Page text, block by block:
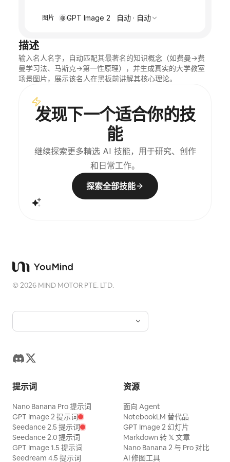
图片 GPT Image 2 自动 · 自动
描述
输入名人名字，自动匹配其最著名的知识概念（如费曼→费
曼学习法、马斯克→第一性原理），并生成真实的大学教室
场景图片，展示该名人在黑板前讲解其核心理论。
发现下一个适合你的技
能
继续探索更多精选 AI 技能，用于研究、创作
和日常工作。
探索全部技能
©2026 MIND MOTOR PTE. LTD.
提示词
Nano Banana Pro 提示词
GPT Image 2 提示词
Seedance 2.5 提示词
Seedance 2.0 提示词
GPT Image 1.5 提示词
Seedream 4.5 提示词
资源
面向 Agent
NotebookLM 替代品
GPT Image 2 幻灯片
Markdown 转 𝕏 文章
Nano Banana 2 与 Pro 对比
AI 修图工具